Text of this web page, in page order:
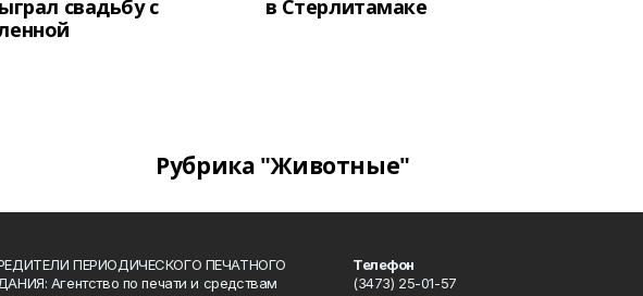
свадьбу с
в Стерлитамаке
Рубрика "Животные"
ПЕРИОДИЧЕСКОГО ПЕЧАТНОГО
Агентство по печати и средствам
Телефон
(3473) 25-01-57